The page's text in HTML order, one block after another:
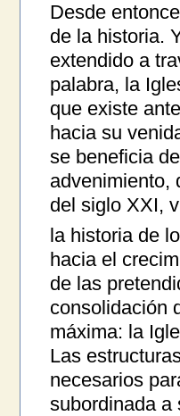
Desde
de la historia.
extendido a
palabra, la
que existe
hacia su
se beneficia
advenimiento,
del siglo XXI,
la historia de
hacia el
de las
consolidación
máxima: la
Las
necesarios
subordinada a